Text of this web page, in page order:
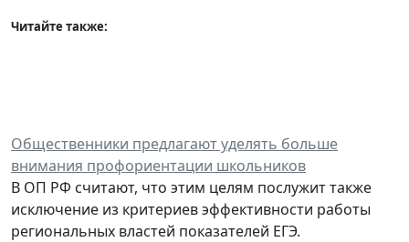
Читайте также:
Общественники предлагают уделять больше
внимания профориентации школьников
В ОП РФ считают, что этим целям послужит также
исключение из критериев эффективности работы
региональных властей показателей ЕГЭ.